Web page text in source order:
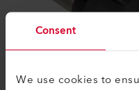
Consent
We use cookies to